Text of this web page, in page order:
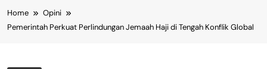
Home
Opini
Pemerintah Perkuat Perlindungan Jemaah Haji di Tengah Konflik Global